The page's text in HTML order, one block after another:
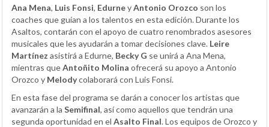
Ana Mena, Luis Fonsi, EdurneyAntonio Orozco son los
coaches que guían a los talentos en esta edición. Durante los
Asaltos, contarán con el apoyo de cuatro renombrados asesores
musicales que les ayudarán a tomar decisiones clave. Leire
Martínez asistirá a Edurne, Becky G se unirá a Ana Mena,
mientras queAntoñito Molina ofrecerá su apoyo a Antonio
Orozco y Melodycolaborará con Luis Fonsi.
En esta fase del programa se darán a conocer los artistas que
avanzarán a la Semifinal, así como aquellos que tendrán una
segunda oportunidad en el Asalto Final. Los equipos de Orozco y